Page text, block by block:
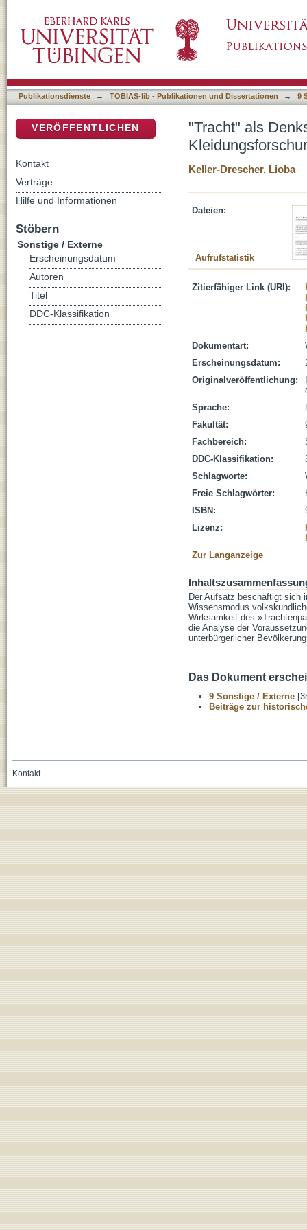
Publikationsdienste → TOBIAS-lib - Publikationen und Dissertationen → 9
"Tracht" als
Keller-Drescher, Lioba
Dateien:
Aufrufstatistik
Zitierfähiger Link (URI):
Dokumentart:
Erscheinungsdatum:
Originalveröffentlichung:
Sprache:
Fakultät:
Fachbereich:
DDC-Klassifikation:
Schlagworte:
Freie Schlagwörter:
ISBN:
Lizenz:
Zur Langanzeige
Der Aufsatz beschäftigt sich
Wissensmodus
Wirksamkeit des
die Analyse der
unterbürgerlicher
Das Dokument
9 Sonstige / Externe
Beiträge zur
VERÖFFENTLICHEN
Kontakt
Verträge
Hilfe und Informationen
Stöbern
Sonstige / Externe
Erscheinungsdatum
Autoren
Titel
DDC-Klassifikation
Kontakt